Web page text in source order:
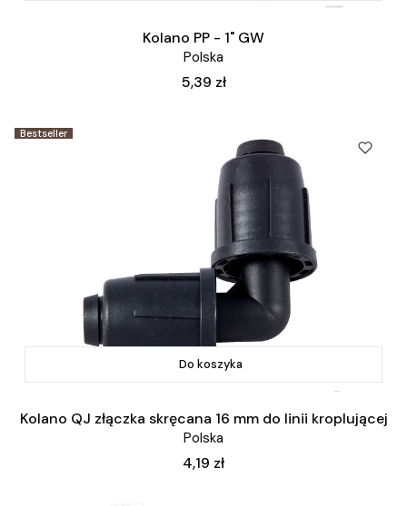
Kolano PP - 1" GW
Polska
Cena
5,39 zł
Bestseller
Do koszyka
Kolano QJ złączka skręcana 16 mm do linii kroplującej
Polska
Cena
4,19 zł